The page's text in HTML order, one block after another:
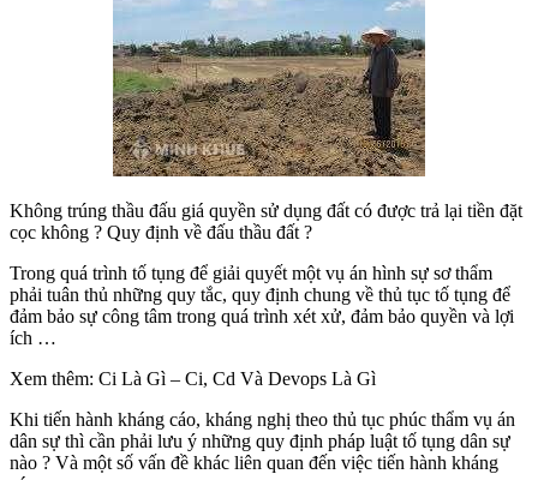
Không trúng thầu đấu giá quyền sử dụng đất có được trả lại tiền đặt
cọc không ? Quy định về đấu thầu đất ?
Trong quá trình tố tụng để giải quyết một vụ án hình sự sơ thẩm
phải tuân thủ những quy tắc, quy định chung về thủ tục tố tụng để
đảm bảo sự công tâm trong quá trình xét xử, đảm bảo quyền và lợi
ích …
Xem thêm: Ci Là Gì – Ci, Cd Và Devops Là Gì
Khi tiến hành kháng cáo, kháng nghị theo thủ tục phúc thẩm vụ án
dân sự thì cần phải lưu ý những quy định pháp luật tố tụng dân sự
nào ? Và một số vấn đề khác liên quan đến việc tiến hành kháng